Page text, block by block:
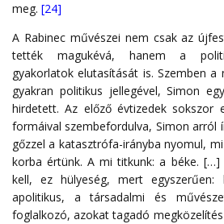
meg. [24]
A Rabinec művészei nem csak az
tették magukévá, hanem a
gyakorlatok elutasítását is. Szemben a
gyakran politikus jellegével, Simon
hirdetett. Az előző évtizedek sokszor
formáival szembefordulva, Simon arról
gőzzel a katasztrófa-irányba nyomul,
korba értünk. A mi titkunk: a béke.
kell, ez hülyeség, mert egyszerűen:
apolitikus, a társadalmi és
foglalkozó, azokat tagadó